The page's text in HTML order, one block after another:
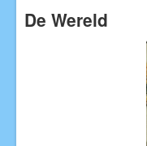
De Wereld